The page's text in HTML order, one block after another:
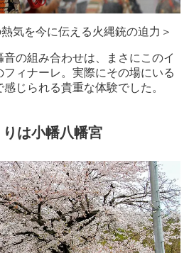
気を今に伝える火縄銃の迫力＞
の組み合わせは、まさにこのイ
ィナーレ。実際にその場にいる
じられる貴重な体験でした。
は小幡八幡宮